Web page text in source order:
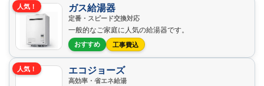
人気！ ガス給湯器
定番・スピード交換対応
一般的なご家庭に人気の給湯器です。
おすすめ 工事費込
人気！ エコジョーズ
高効率・省エネ給湯